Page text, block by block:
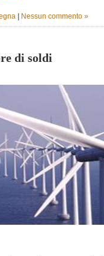
| Nessun commento »
di soldi